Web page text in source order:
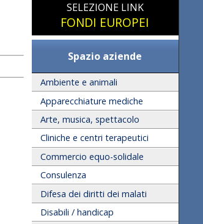
SELEZIONE LINK
FONDI EUROPEI
Spazio aziende
Ambiente e animali
Apparecchiature mediche
Arte, musica, spettacolo
Cliniche e centri terapeutici
Commercio equo-solidale
Consulenza
Difesa dei diritti dei malati
Disabili / handicap